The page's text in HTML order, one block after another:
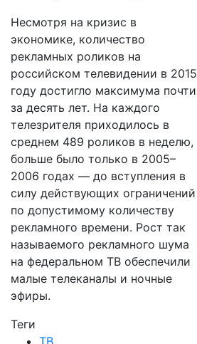
Несмотря на кризис в
экономике, количество
рекламных роликов на
российском телевидении в 2015
году достигло максимума почти
за десять лет. На каждого
телезрителя приходилось в
среднем 489 роликов в неделю,
больше было только в 2005–
2006 годах — до вступления в
силу действующих ограничений
по допустимому количеству
рекламного времени. Рост так
называемого рекламного шума
на федеральном ТВ обеспечили
малые телеканалы и ночные
эфиры.
Теги
ТВ